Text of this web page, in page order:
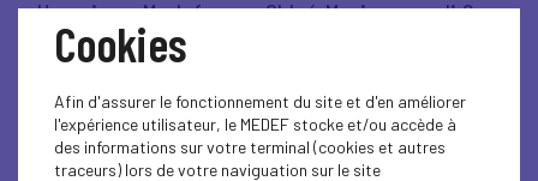
Un soir au Medef, avec Chloé Morin - mardi 9
décembre 2025
Lire l'article
Cookies
Afin d'assurer le fonctionnement du site et d'en améliorer
l'expérience utilisateur, le MEDEF stocke et/ou accède à
des informations sur votre terminal (cookies et autres
traceurs) lors de votre naviguation sur le site